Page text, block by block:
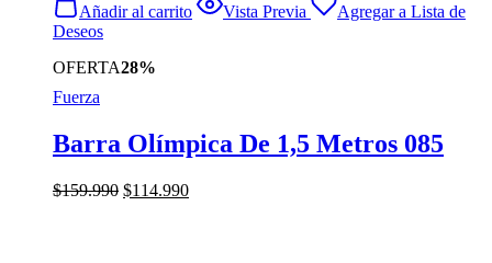
OFERTA28%
Añadir al carrito Vista Previa
Agregar a Lista de
Deseos
Fuerza
Barra Olímpica De 1,5 Metros 085
$159.990 El
$114.990El